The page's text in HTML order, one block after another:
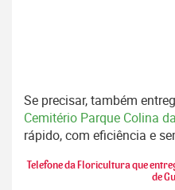
Se precisar, também
Cemitério Parque Colina
rápido, com eficiência e
Telefone da Floricultura que
de